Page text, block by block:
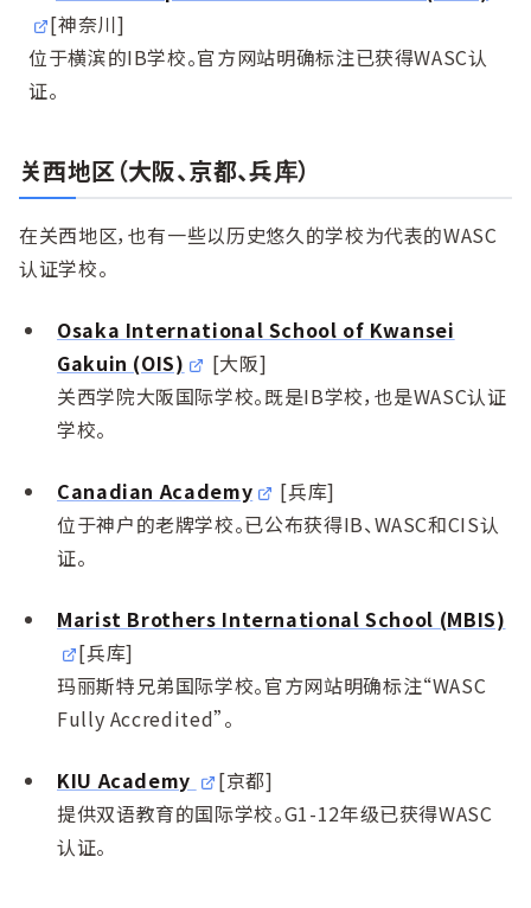
[神奈川]
位于横滨的IB学校。官方网站明确标注已获得WASC认
证。
关西地区（大阪、京都、兵库）
在关西地区，也有一些以历史悠久的学校为代表的WASC
认证学校。
Osaka International School of Kwansei
Gakuin (OIS)
[大阪]
关西学院大阪国际学校。既是IB学校，也是WASC认证
学校。
Canadian Academy
[兵库]
位于神户的老牌学校。已公布获得IB、WASC和CIS认
证。
Marist Brothers International School (MBIS)
[兵库]
玛丽斯特兄弟国际学校。官方网站明确标注“WASC
Fully Accredited”。
KIU Academy
[京都]
提供双语教育的国际学校。G1-12年级已获得WASC
认证。